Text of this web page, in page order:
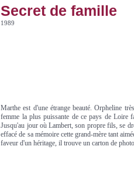
Secret de famille
1989
Marthe est d'une étrange beauté. Orpheline
femme la plus puissante de ce pays de Loire
Jusqu'au jour où Lambert, son propre fils, se
effacé de sa mémoire cette grand-mère tant
faveur d'un héritage, il trouve un carton de